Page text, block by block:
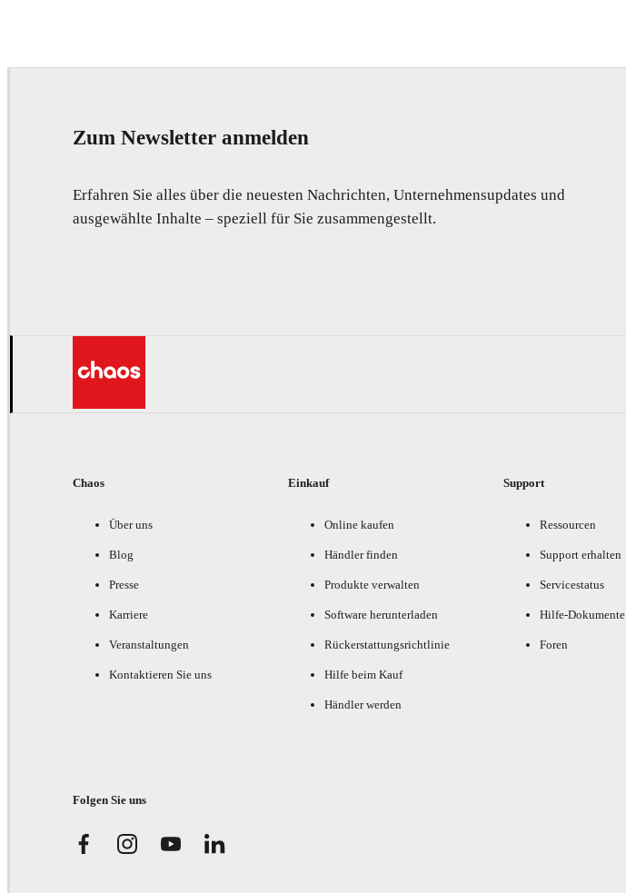
Zum Newsletter anmelden
Erfahren Sie alles über die neuesten Nachrichten, Unternehmensupdates und
ausgewählte Inhalte – speziell für Sie zusammengestellt.
Chaos
Über uns
Blog
Presse
Karriere
Veranstaltungen
Kontaktieren Sie uns
Einkauf
Online kaufen
Händler finden
Produkte verwalten
Software herunterladen
Rückerstattungsrichtlinie
Hilfe beim Kauf
Händler werden
Support
Ressourcen
Support erhalten
Servicestatus
Hilfe-Dokumente
Foren
Folgen Sie uns